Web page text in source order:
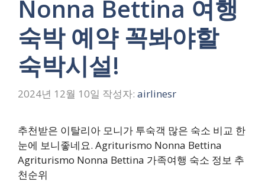
Nonna Bettina 여행
숙박 예약 꼭봐야할
숙박시설!
2024년 12월 10일 작성자: airlinesr
추천받은 이탈리아 모니가 투숙객 많은 숙소 비교 한
눈에 보니좋네요. Agriturismo Nonna Bettina
Agriturismo Nonna Bettina 가족여행 숙소 정보 추
천순위